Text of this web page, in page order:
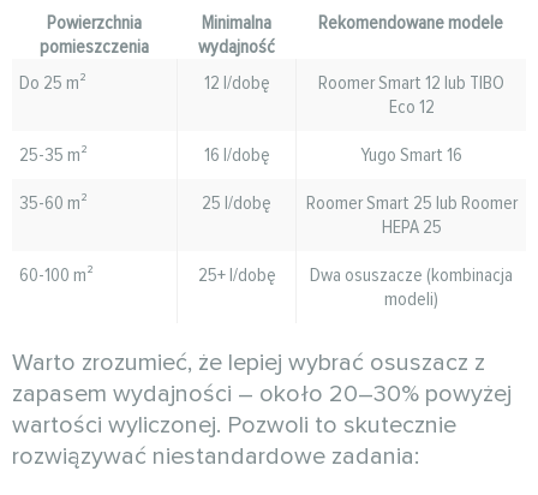
Powierzchnia
pomieszczenia
Minimalna
wydajność
Rekomendowane modele
Do 25 m² 12 l/dobę
Roomer Smart 12 lub TIBO
Eco 12
25-35 m²
16 l/dobę
Yugo Smart 16
35-60 m²
25 l/dobę
Roomer Smart 25 lub Roomer
HEPA 25
60-100 m²
25+ l/dobę
Dwa osuszacze (kombinacja
modeli)
Warto zrozumieć, że lepiej wybrać osuszacz z
zapasem wydajności – około 20–30% powyżej
wartości wyliczonej. Pozwoli to skutecznie
rozwiązywać niestandardowe zadania: